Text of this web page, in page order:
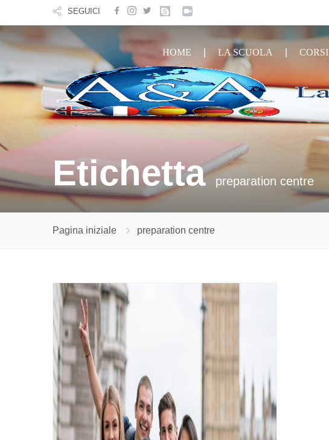
SEGUICI
HOME LA SCUOLA CORSI
Etichettapreparation centre
Pagina iniziale preparation centre